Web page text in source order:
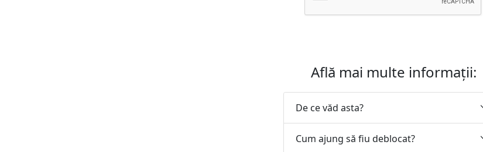
Află mai multe informații:
De ce văd asta?
Cum ajung să fiu deblocat?